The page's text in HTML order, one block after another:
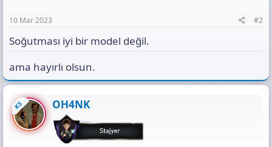
10 Mar 2023 #2
Soğutması iyi bir model değil.
ama hayırlı olsun.
KS OH4NK